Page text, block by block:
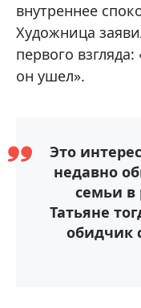
внутреннее
Художница
первого
он ушел».
Это
недавно
семьи в
Татьяне
обидчик